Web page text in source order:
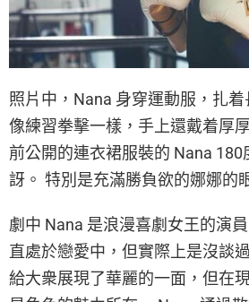
照片中，Nana 身穿運動服，扎
像練習拳擊一樣，手上還戴着厚
前公開的連衣裙服裝的 Nana
訝。 特別是充滿勝負欲的娜娜的
劇中 Nana 是浪漫喜劇女王的演
直處於戀愛中，但實際上是沒談
給大衆展現了華麗的一面，但在